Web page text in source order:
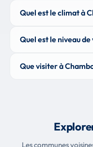
Quel est le climat à
Quel est le niveau
Que visiter à
Les communes